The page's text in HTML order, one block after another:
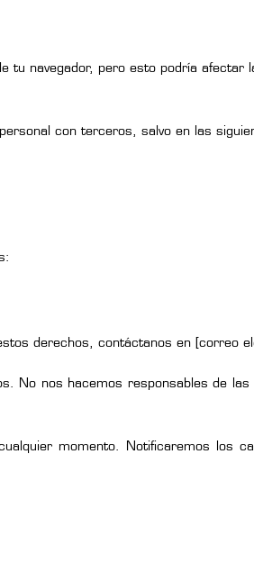
tu navegador, pero esto podría afectar
con terceros, salvo en las
derechos, contáctanos en [correo
No nos hacemos responsables de las
momento. Notificaremos los